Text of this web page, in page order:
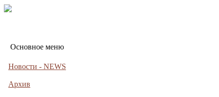
Основное меню
Новости - NEWS
Архив